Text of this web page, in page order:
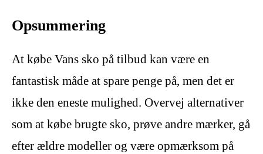
Opsummering
At købe Vans sko på tilbud kan være en
fantastisk måde at spare penge på, men det er
ikke den eneste mulighed. Overvej alternativer
som at købe brugte sko, prøve andre mærker, gå
efter ældre modeller og være opmærksom på